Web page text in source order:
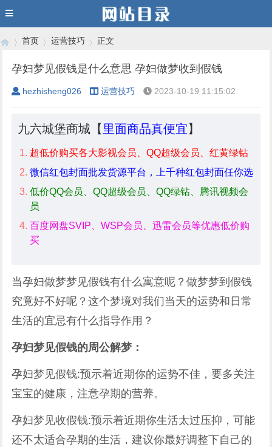
›
首页
›
运营技巧 正文
孕妇梦见假钱是什么意思 孕妇做梦收到假钱
hezhisheng026 运营技巧 2023-10-19 11:15:02
九六城堡商城【 里面商品真便宜】
超低价购买各大影视会员、QQ超级会员、红黄绿钻
微信红包封面批发货源平台，上千种红包封面任你选
低价QQ会员、QQ超级会员、QQ绿钻、腾讯视频会
员
百度网盘SVIP、WSP会员、迅雷会员等优惠低价购
买
当孕妇做梦梦见假钱有什么寓意呢？做梦梦到假钱
究竟好不好呢？这个梦境对我们当天的运势和日常
生活的宜忌有什么指导作用？
孕妇梦见假钱的周公解梦：
孕妇梦见假钱:预示着近期你的运势不佳，要多关注
宝宝的健康，注意孕期的营养。
孕妇梦见收假钱:预示着近期你生活太过压抑，可能
还不太适合孕期的生活，建议你最好调整下自己的